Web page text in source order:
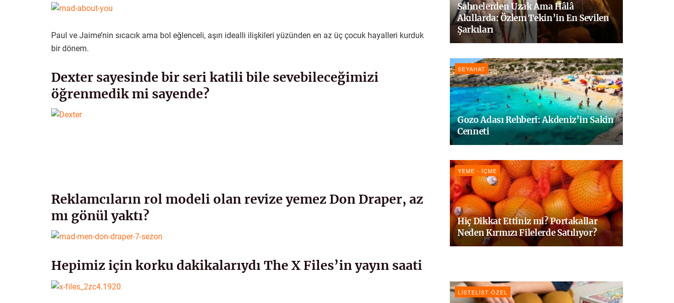
Paul ve Jaime’nin sıcacık ama bol eğlenceli, aşırı idealli ilişkileri yüzünden en az üç çocuk hayalleri kurduk
bir dönem.
Dexter sayesinde bir seri katili bile sevebileceğimizi
öğrenmedik mi sayende?
Reklamcıların rol modeli olan revize yemez Don Draper, az
mı gönül yaktı?
Hepimiz için korku dakikalarıydı The X Files’in yayın saati
Sahnelerden Uzak Ama Hâlâ
Akıllarda: Özlem Tekin’in En Sevilen
Şarkıları
SEYAHAT
Gozo Adası Rehberi: Akdeniz’in Sakin
Cenneti
YEME - İÇME
Hiç Dikkat Ettiniz mi? Portakallar
Neden Kırmızı Filelerde Satılıyor?
LISTELIST ÖZEL